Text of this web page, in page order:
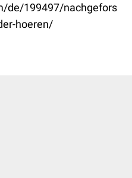
de/199497/nachgefors
hoeren/